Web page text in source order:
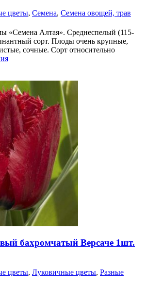
цветы, Семена, Семена овощей, трав
«Семена Алтая». Среднеспелый (115-
сорт. Плоды очень крупные,
сочные. Сорт относительно
бахромчатый Версаче 1шт.
цветы, Луковичные цветы, Разные